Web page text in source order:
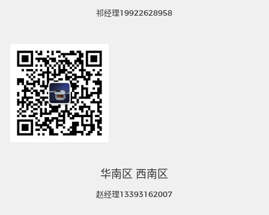
祁经理19922628958
华南区 西南区
赵经理13393162007